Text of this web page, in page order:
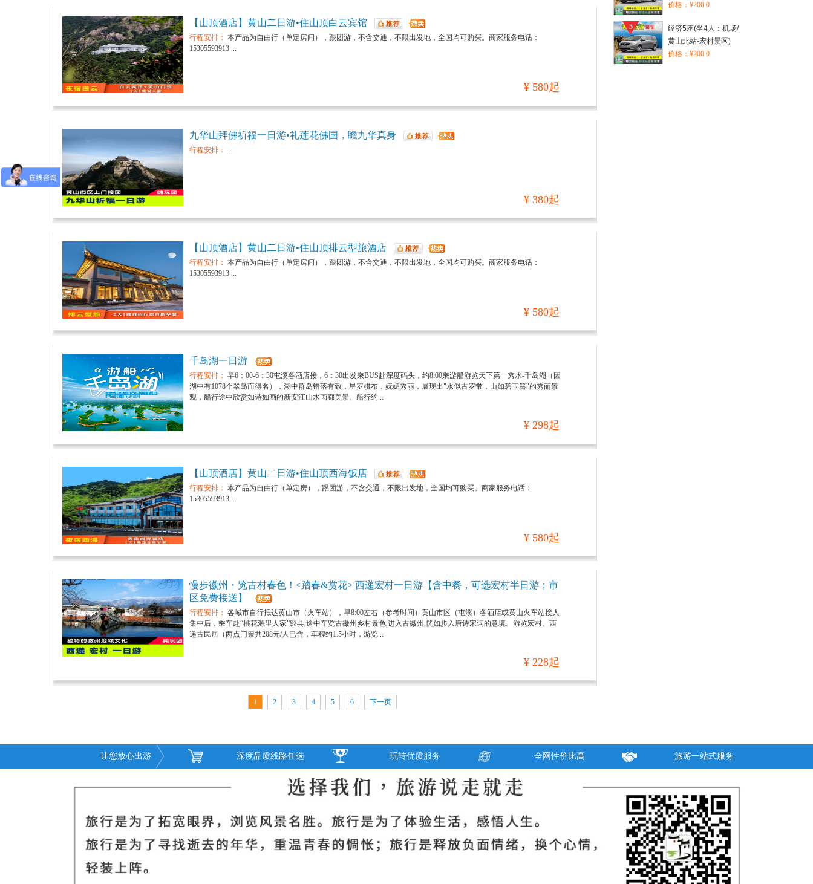
【山顶酒店】黄山二日游•住山顶白云宾馆
行程安排： 本产品为自由行（单定房间），跟团游，不含交通，不限出发地，全国均可购买。商家服务电话：
15305593913 ...
¥ 580起
九华山拜佛祈福一日游•礼莲花佛国，瞻九华真身
行程安排： ...
¥ 380起
【山顶酒店】黄山二日游•住山顶排云型旅酒店
行程安排： 本产品为自由行（单定房间），跟团游，不含交通，不限出发地，全国均可购买。商家服务电话：
15305593913 ...
¥ 580起
千岛湖一日游
行程安排： 早6：00-6：30屯溪各酒店接，6：30出发乘BUS赴深度码头，约8:00乘游船游览天下第一秀水-千岛湖（因
湖中有1078个翠岛而得名），湖中群岛错落有致，星罗棋布，妩媚秀丽，展现出"水似古罗带，山如碧玉簪"的秀丽景
观，船行途中欣赏如诗如画的新安江山水画廊美景。船行约...
¥ 298起
【山顶酒店】黄山二日游•住山顶西海饭店
行程安排： 本产品为自由行（单定房），跟团游，不含交通，不限出发地，全国均可购买。商家服务电话：
15305593913 ...
¥ 580起
慢步徽州・览古村春色！<踏春&赏花> 西递宏村一日游【含中餐，可选宏村半日游；市
区免费接送】
行程安排： 各城市自行抵达黄山市（火车站），早8:00左右（参考时间）黄山市区（屯溪）各酒店或黄山火车站接人
集中后，乘车赴“桃花源里人家”黟县,途中车览古徽州乡村景色,进入古徽州,恍如步入唐诗宋词的意境。游览宏村、西
递古民居（两点门票共208元/人已含，车程约1.5小时，游览...
¥ 228起
1 2 3 4 5 6 下一页
价格：¥200.0
5
经济5座(坐4人：机场/
黄山北站-宏村景区)
价格：¥200.0
让您放心出游 深度品质线路任选 玩转优质服务 全网性价比高 旅游一站式服务